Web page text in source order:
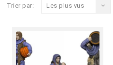
Trier par: Les plus vus